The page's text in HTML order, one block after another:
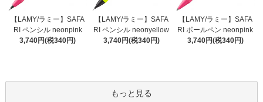
【LAMY/ラミー】SAFA
RI ペンシル neonpink
3,740円(税340円)
【LAMY/ラミー】SAFA
RI ペンシル neonyellow
3,740円(税340円)
【LAMY/ラミー】SAFA
RI ボールペン neonpink
3,740円(税340円)
もっと見る